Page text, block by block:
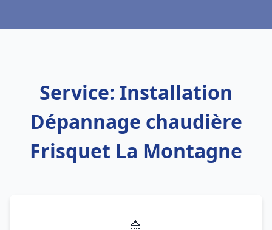
Service: Installation
Dépannage chaudière
Frisquet La Montagne